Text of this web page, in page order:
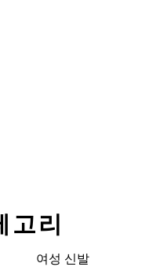
리
여성 신발